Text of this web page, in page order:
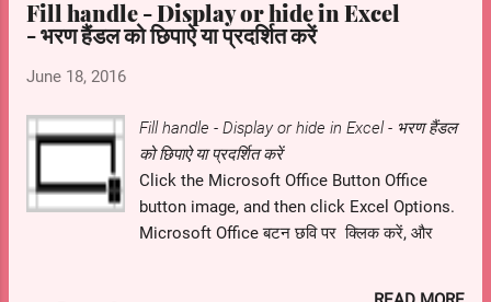
Fill handle - Display or hide in Excel
- भरण हैंडल को छिपाऐ या प्रदर्शित करें
June 18, 2016
Fill handle - Display or hide in Excel - भरण हैंडल
को छिपाऐ या प्रदर्शित करें
Click the Microsoft Office Button Office
button image, and then click Excel Options.
Microsoft Office बटन छवि पर क्लिक करें, और